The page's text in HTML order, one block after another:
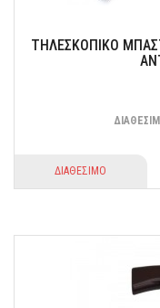
ΤΗΛΕΣΚΟΠΙΚΟ
ΔΙΑΘΕΣΙΜΟ